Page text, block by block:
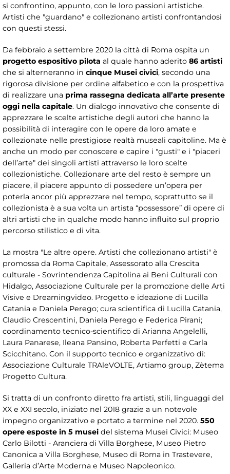
si confrontino, appunto, con le loro passioni artistiche.
Artisti che "guardano" e collezionano artisti confrontandosi
con questi stessi.
Da febbraio a settembre 2020 la città di Roma ospita un
progetto espositivo pilota al quale hanno aderito 86 artisti
che si alterneranno in cinque Musei civici, secondo una
rigorosa divisione per ordine alfabetico e con la prospettiva
di realizzare una prima rassegna dedicata all’arte presente
oggi nella capitale. Un dialogo innovativo che consente di
apprezzare le scelte artistiche degli autori che hanno la
possibilità di interagire con le opere da loro amate e
collezionate nelle prestigiose realtà museali capitoline. Ma è
anche un modo per conoscere e capire i "gusti" e i "piaceri
dell’arte" dei singoli artisti attraverso le loro scelte
collezionistiche. Collezionare arte del resto è sempre un
piacere, il piacere appunto di possedere un’opera per
poterla ancor più apprezzare nel tempo, soprattutto se il
collezionista è a sua volta un artista “possessore” di opere di
altri artisti che in qualche modo hanno influito sul proprio
percorso stilistico e di vita.
La mostra "Le altre opere. Artisti che collezionano artisti" è
promossa da Roma Capitale, Assessorato alla Crescita
culturale - Sovrintendenza Capitolina ai Beni Culturali con
Hidalgo, Associazione Culturale per la promozione delle Arti
Visive e Dreamingvideo. Progetto e ideazione di Lucilla
Catania e Daniela Perego; cura scientifica di Lucilla Catania,
Claudio Crescentini, Daniela Perego e Federica Pirani;
coordinamento tecnico-scientifico di Arianna Angelelli,
Laura Panarese, Ileana Pansino, Roberta Perfetti e Carla
Scicchitano. Con il supporto tecnico e organizzativo di:
Associazione Culturale TRAleVOLTE, Artiamo group, Zètema
Progetto Cultura.
Si tratta di un confronto diretto fra artisti, stili, linguaggi del
XX e XXI secolo, iniziato nel 2018 grazie a un notevole
impegno organizzativo e portato a termine nel 2020. 550
opere esposte in 5 musei del sistema Musei Civici: Museo
Carlo Bilotti - Aranciera di Villa Borghese, Museo Pietro
Canonica a Villa Borghese, Museo di Roma in Trastevere,
Galleria d’Arte Moderna e Museo Napoleonico.